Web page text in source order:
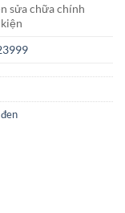
sửa chữa chính